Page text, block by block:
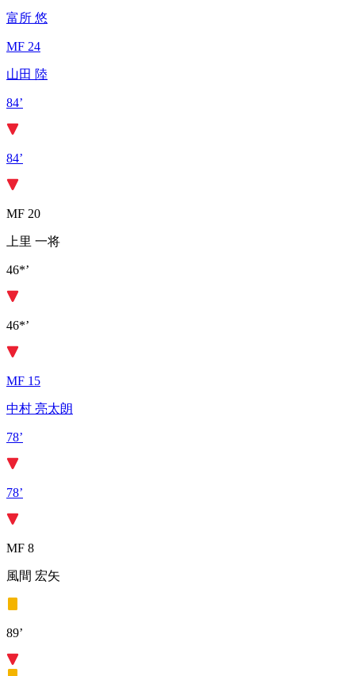
富所 悠
MF 24
山田 陸
84’
84’
MF 20
上里 一将
46*’
46*’
MF 15
中村 亮太朗
78’
78’
MF 8
風間 宏矢
89’